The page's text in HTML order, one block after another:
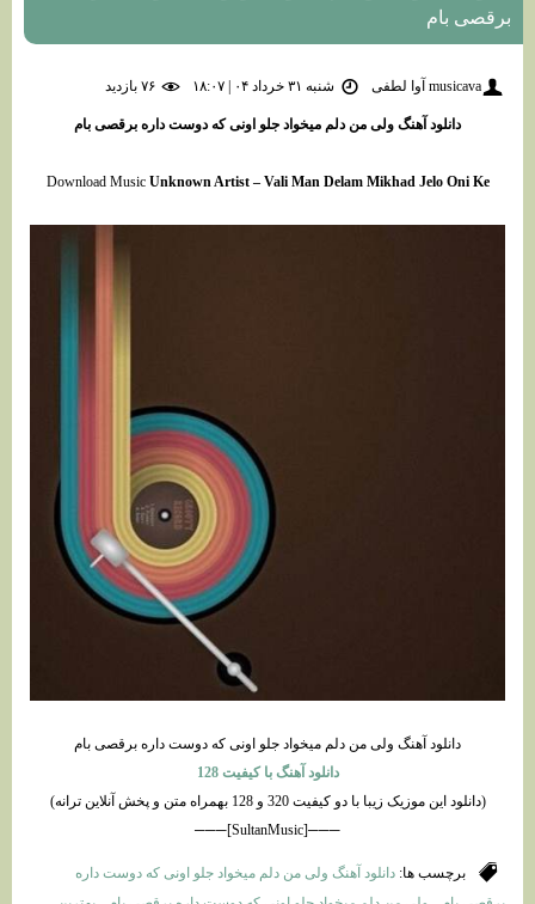
برقصی بام
musicava آوا لطفی شنبه ۳۱ خرداد ۰۴ | ۱۸:۰۷
دانلود آهنگ ولی من دلم میخواد جلو اونی که دوست داره برقصی بام
Download Music Unknown Artist – Vali Man Delam Mikhad Jelo Oni Ke
دانلود آهنگ ولی من دلم میخواد جلو اونی که دوست داره برقصی بام
دانلود آهنگ با کیفیت 128
(دانلود این موزیک زیبا با دو کیفیت 320 و 128 بهمراه متن و پخش آنلاین ترانه)
───[SultanMusic]───
برچسب ها: دانلود آهنگ ولی من دلم میخواد جلو اونی که دوست داره